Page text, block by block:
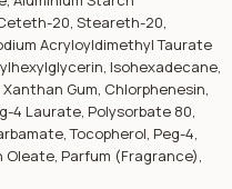
20, Steareth-20,
Acryloyldimethyl Taurate
Isohexadecane,
Gum, Chlorphenesin,
4 Laurate, Polysorbate 80,
Tocopherol, Peg-4,
Oleate, Parfum (Fragrance),